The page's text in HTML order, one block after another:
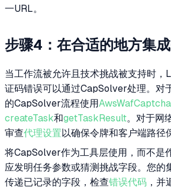
一URL。
步骤4：在合适的地方集
当工作流被允许且技术挑战被支持时，
证码错误可以通过CapSolver处理。对
的CapSolver流程使用AwsWafCaptcha
createTask和getTaskResult。对于网
审查代理设置以确保令牌和客户端路径
将CapSolver作为工具层使用，而不是
应发明任务参数或猜测挑战字段。您的
传递已记录的字段，检查错误代码 ，并